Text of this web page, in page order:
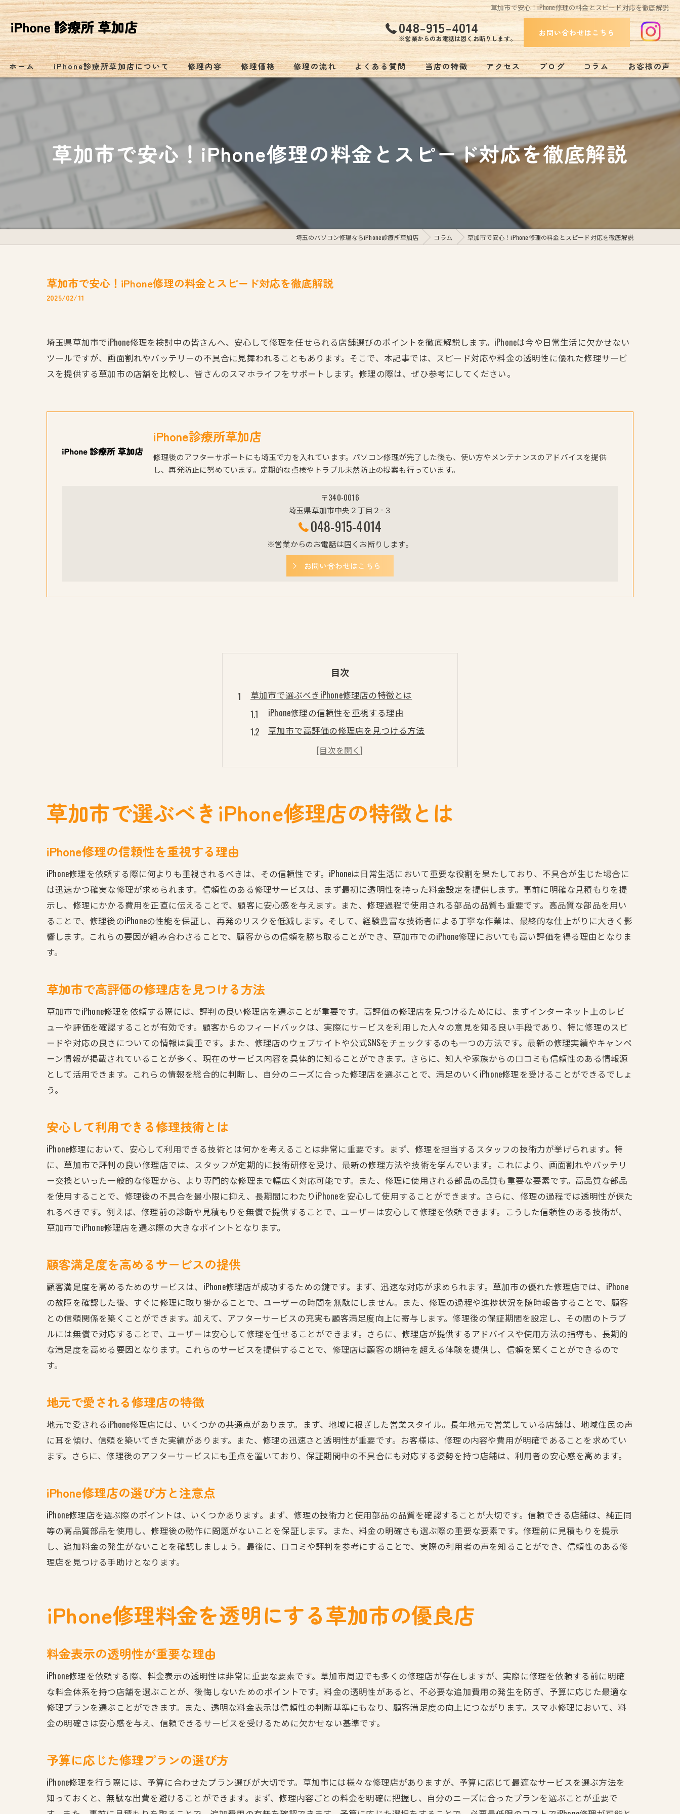
草加市で安心！iPhone修理の料金とスピード対応を徹底解説
048-915-4014
※営業からのお電話は固くお断りします。
お問い合わせはこちら
ホーム iPhone診療所草加店について 修理内容 修理価格 修理の流れ よくある質問 当店の特徴
低価格
バッテリー
アクセス ブログ コラム お客様の声
草加市で安心！iPhone修理の料金とスピード対応を徹底解説
埼玉のパソコン修理ならiPhone診療所草加店 コラム 草加市で安心！iPhone修理の料金とスピード対応を徹底解説
草加市で安心！iPhone修理の料金とスピード対応を徹底解説
2025/02/11
埼玉県草加市でiPhone修理を検討中の皆さんへ、安心して修理を任せられる店舗選びのポイントを徹底解説します。iPhoneは今や日常生活に欠かせない
ツールですが、画面割れやバッテリーの不具合に見舞われることもあります。そこで、本記事では、スピード対応や料金の透明性に優れた修理サービ
スを提供する草加市の店舗を比較し、皆さんのスマホライフをサポートします。修理の際は、ぜひ参考にしてください。
iPhone診療所草加店
修理後のアフターサポートにも埼玉で力を入れています。パソコン修理が完了した後も、使い方やメンテナンスのアドバイスを提供
し、再発防止に努めています。定期的な点検やトラブル未然防止の提案も行っています。
〒340-0016
埼玉県草加市中央２丁目２−３
048-915-4014
※営業からのお電話は固くお断りします。
お問い合わせはこちら
目次
草加市で選ぶべきiPhone修理店の特徴とは
iPhone修理の信頼性を重視する理由
草加市で高評価の修理店を見つける方法
安心して利用できる修理技術とは
iPhone修理店の選び方と注意点
iPhone修理料金を透明にする草加市の優良店
草加市での適正価格を見極める方法
追加料金なしの安心修理サービス
見積り時に確認すべきポイント
料金比較による賢い修理店選び
スピード対応が魅力の草加市iPhone修理サービス
修理プロセスの効率化を図る店舗
草加市でスピード対応を提供する修理店
待ち時間を短縮するための工夫
草加市でのiPhone修理成功の秘訣
草加市での修理成功事例紹介
信頼できる修理店を選ぶためのポイント
iPhone修理で草加市を選ぶ理由とそのメリット
地元での修理が選ばれる理由
草加市の修理店が提供する特典
修理体験をより快適にするための工夫
草加市で安心できるiPhone修理店の見つけ方
口コミを活用した修理店選び
実績と信頼性を確認する方法
草加市で安心できる修理店の特徴
草加市におけるiPhone修理料金の比較分析
料金が異なる理由とその背景
異なる店舗間の料金比較方法
修理内容別の料金プランを検証
納得のいく価格で修理するためのヒント
初めての修理依頼を成功させるための準備
草加市での修理依頼をスムーズに行う方法
草加市で選ぶべきiPhone修理店の特徴とは
iPhone修理の信頼性を重視する理由
iPhone修理を依頼する際に何よりも重視されるべきは、その信頼性です。iPhoneは日常生活において重要な役割を果たしており、不具合が生じた場合に
は迅速かつ確実な修理が求められます。信頼性のある修理サービスは、まず最初に透明性を持った料金設定を提供します。事前に明確な見積もりを提
示し、修理にかかる費用を正直に伝えることで、顧客に安心感を与えます。また、修理過程で使用される部品の品質も重要です。高品質な部品を用い
ることで、修理後のiPhoneの性能を保証し、再発のリスクを低減します。そして、経験豊富な技術者による丁寧な作業は、最終的な仕上がりに大きく影
響します。これらの要因が組み合わさることで、顧客からの信頼を勝ち取ることができ、草加市でのiPhone修理においても高い評価を得る理由となりま
す。
草加市で高評価の修理店を見つける方法
草加市でiPhone修理を依頼する際には、評判の良い修理店を選ぶことが重要です。高評価の修理店を見つけるためには、まずインターネット上のレビ
ューや評価を確認することが有効です。顧客からのフィードバックは、実際にサービスを利用した人々の意見を知る良い手段であり、特に修理のスピ
ードや対応の良さについての情報は貴重です。また、修理店のウェブサイトや公式SNSをチェックするのも一つの方法です。最新の修理実績やキャンペ
ーン情報が掲載されていることが多く、現在のサービス内容を具体的に知ることができます。さらに、知人や家族からの口コミも信頼性のある情報源
として活用できます。これらの情報を総合的に判断し、自分のニーズに合った修理店を選ぶことで、満足のいくiPhone修理を受けることができるでしょ
う。
安心して利用できる修理技術とは
iPhone修理において、安心して利用できる技術とは何かを考えることは非常に重要です。まず、修理を担当するスタッフの技術力が挙げられます。特
に、草加市で評判の良い修理店では、スタッフが定期的に技術研修を受け、最新の修理方法や技術を学んでいます。これにより、画面割れやバッテリ
ー交換といった一般的な修理から、より専門的な修理まで幅広く対応可能です。また、修理に使用される部品の品質も重要な要素です。高品質な部品
を使用することで、修理後の不具合を最小限に抑え、長期間にわたりiPhoneを安心して使用することができます。さらに、修理の過程では透明性が保た
れるべきです。例えば、修理前の診断や見積もりを無償で提供することで、ユーザーは安心して修理を依頼できます。こうした信頼性のある技術が、
草加市でiPhone修理店を選ぶ際の大きなポイントとなります。
顧客満足度を高めるサービスの提供
顧客満足度を高めるためのサービスは、iPhone修理店が成功するための鍵です。まず、迅速な対応が求められます。草加市の優れた修理店では、iPhone
の故障を確認した後、すぐに修理に取り掛かることで、ユーザーの時間を無駄にしません。また、修理の過程や進捗状況を随時報告することで、顧客
との信頼関係を築くことができます。加えて、アフターサービスの充実も顧客満足度向上に寄与します。修理後の保証期間を設定し、その間のトラブ
ルには無償で対応することで、ユーザーは安心して修理を任せることができます。さらに、修理店が提供するアドバイスや使用方法の指導も、長期的
な満足度を高める要因となります。これらのサービスを提供することで、修理店は顧客の期待を超える体験を提供し、信頼を築くことができるので
す。
地元で愛される修理店の特徴
地元で愛されるiPhone修理店には、いくつかの共通点があります。まず、地域に根ざした営業スタイル。長年地元で営業している店舗は、地域住民の声
に耳を傾け、信頼を築いてきた実績があります。また、修理の迅速さと透明性が重要です。お客様は、修理の内容や費用が明確であることを求めてい
ます。さらに、修理後のアフターサービスにも重点を置いており、保証期間中の不具合にも対応する姿勢を持つ店舗は、利用者の安心感を高めます。
iPhone修理店の選び方と注意点
iPhone修理店を選ぶ際のポイントは、いくつかあります。まず、修理の技術力と使用部品の品質を確認することが大切です。信頼できる店舗は、純正同
等の高品質部品を使用し、修理後の動作に問題がないことを保証します。また、料金の明確さも選ぶ際の重要な要素です。修理前に見積もりを提示
し、追加料金の発生がないことを確認しましょう。最後に、口コミや評判を参考にすることで、実際の利用者の声を知ることができ、信頼性のある修
理店を見つける手助けとなります。
iPhone修理料金を透明にする草加市の優良店
料金表示の透明性が重要な理由
iPhone修理を依頼する際、料金表示の透明性は非常に重要な要素です。草加市周辺でも多くの修理店が存在しますが、実際に修理を依頼する前に明確
な料金体系を持つ店舗を選ぶことが、後悔しないためのポイントです。料金の透明性があると、不必要な追加費用の発生を防ぎ、予算に応じた最適な
修理プランを選ぶことができます。また、透明な料金表示は信頼性の判断基準にもなり、顧客満足度の向上につながります。スマホ修理において、料
金の明確さは安心感を与え、信頼できるサービスを受けるために欠かせない基準です。
予算に応じた修理プランの選び方
iPhone修理を行う際には、予算に合わせたプラン選びが大切です。草加市には様々な修理店がありますが、予算に応じて最適なサービスを選ぶ方法を
知っておくと、無駄な出費を避けることができます。まず、修理内容ごとの料金を明確に把握し、自分のニーズに合ったプランを選ぶことが重要で